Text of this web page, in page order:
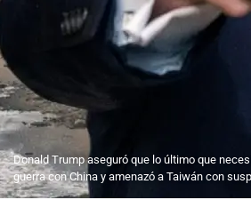
Donald Trump aseguró que lo último que
guerra con China y amenazó a Taiwán con